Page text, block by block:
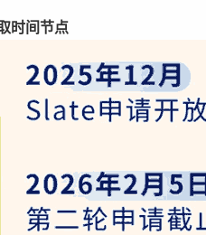
时间节点